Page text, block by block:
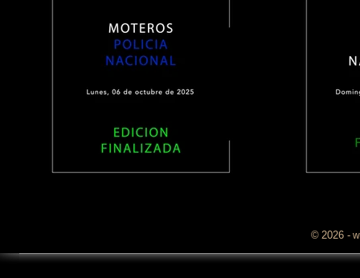
© 2026 -​​